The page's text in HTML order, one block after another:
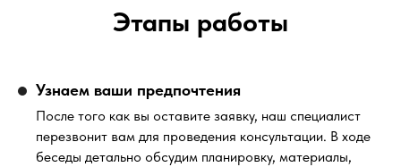
Этапы работы
Узнаем ваши предпочтения
После того как вы оставите заявку, наш специалист
перезвонит вам для проведения консультации. В ходе
беседы детально обсудим планировку, материалы,